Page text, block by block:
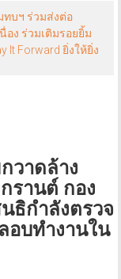
บฯ ร่วมส่งต่อ
อง ร่วมเติมรอยยิ้ม
It Forward ยิ่งให้ยิ่ง
วาดล้าง
รานต์ กอง
ธิกำลังตรวจ
อบทำงานใน